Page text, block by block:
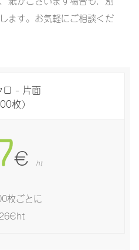
ます。お気軽にご相談くだ
ロ - 片面
枚）
€ ht
枚ごとに